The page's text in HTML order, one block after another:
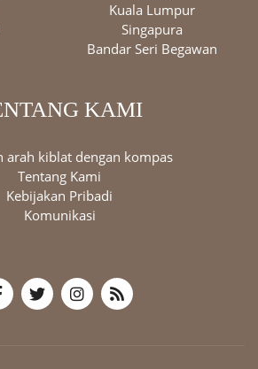
Kuala Lumpur
Singapura
Bandar Seri Begawan
KAMI
arah kiblat dengan kompas
Tentang Kami
Kebijakan Pribadi
Komunikasi